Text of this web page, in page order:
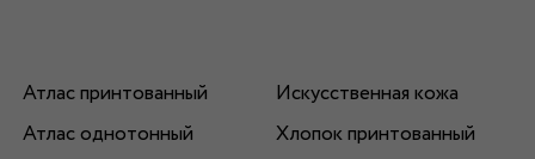
Атлас принтованный
Атлас однотонный
Искусственная кожа
Хлопок принтованный